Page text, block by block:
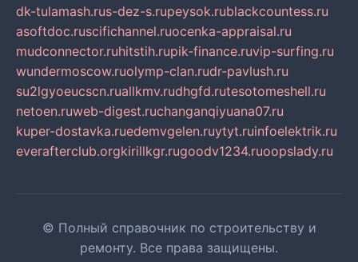
dk-tulamash.rus-dez-s.rupeysok.rublackcountess.ru
asoftdoc.ruscifichannel.ruocenka-appraisal.ru
mudconnector.ruhitstih.rupik-finance.ruvip-surfing.ru
wundermoscow.ruolymp-clan.rudr-pavlush.ru
su2lgyoeucscn.ruallkmv.rudhgfd.rutesotomeshell.ru
netoen.ruweb-digest.ruchanganqiyuana07.ru
kuper-dostavka.ruedemvgelen.ruytyt.ruinfoelektrik.ru
everafterclub.orgkirillkgr.rugoodv1234.ruoopslady.ru
© Полный справочник по строительству и
ремонту. Все права защищены.